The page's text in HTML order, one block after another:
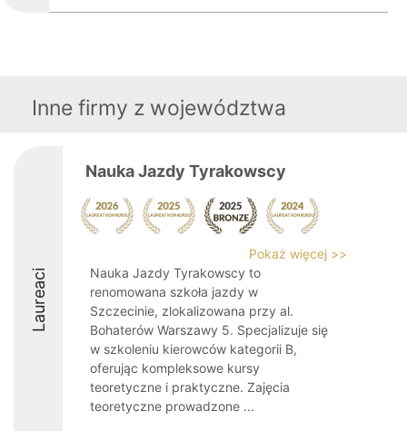
Inne firmy z województwa
Laureaci
Nauka Jazdy Tyrakowscy
Pokaż więcej >>
Nauka Jazdy Tyrakowscy to
renomowana szkoła jazdy w
Szczecinie, zlokalizowana przy al.
Bohaterów Warszawy 5. Specjalizuje się
w szkoleniu kierowców kategorii B,
oferując kompleksowe kursy
teoretyczne i praktyczne. Zajęcia
teoretyczne prowadzone ...